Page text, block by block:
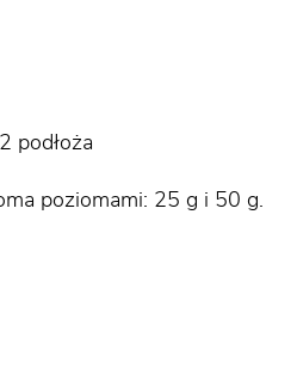
podłoża
poziomami: 25 g i 50 g.